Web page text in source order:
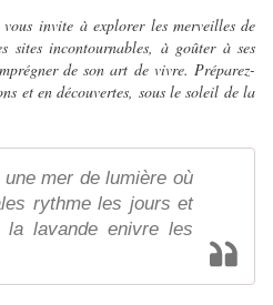
invite à explorer les merveilles de
sites incontournables, à goûter à ses
de son art de vivre. Préparez-
et en découvertes, sous le soleil de la
mer de lumière où
rythme les jours et
lavande enivre les